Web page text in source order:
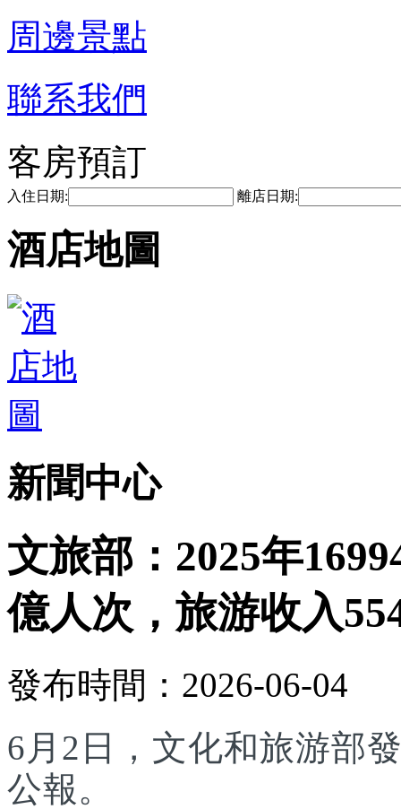
周邊景點
聯系我們
客房預訂
入住日期: 離店日期:
酒店地圖
新聞中心
文旅部：2025年
億人次，旅游收入
發布時間：2026-06-04
6月2日，文化和旅游部
公報。